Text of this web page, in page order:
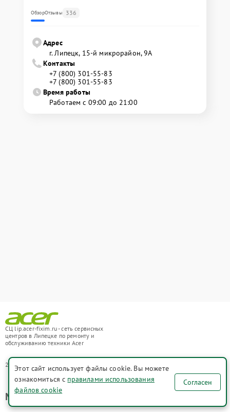
ОбзорОтзывы 336
Адрес
г. Липецк, 15-й микрорайон, 9А
Контакты
+7 (800) 301-55-83
+7 (800) 301-55-83
Время работы
Работаем с 09:00 до 21:00
СЦ lip.acer-fixim.ru - сеть сервисных
центров в Липецке по ремонту и
обслуживанию техники Acer
2021-2026 © СЦ lip.acer-fixim.ru
Мы ремонтируем
Этот сайт использует файлы cookie. Вы можете
ознакомиться с правилами использования
файлов cookie
Согласен